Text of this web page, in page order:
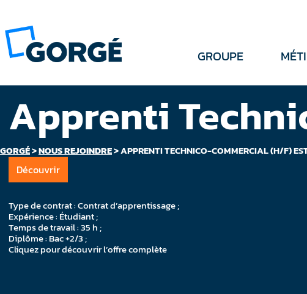
GROUPE
GORGÉ>NOUS REJOINDRE>APPRENTI TECHNICO-COMMERCIAL (H/F)
Apprenti
Découvrir
Type de contrat : Contrat d’apprentissage ;
Expérience : Étudiant ;
Temps de travail : 35 h ;
Diplôme : Bac +2/3 ;
Cliquez pour découvrir l’offre complète